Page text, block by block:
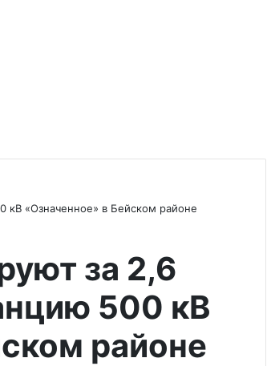
кВ «Означенное» в Бейском районе
за 2,6
500 кВ
районе